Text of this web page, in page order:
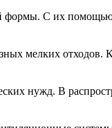
формы. С их
мелких отходов.
нужд. В